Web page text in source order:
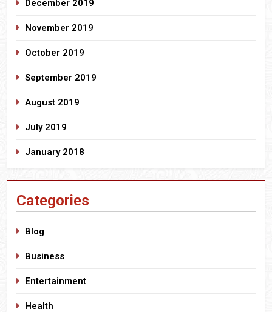
December 2019
November 2019
October 2019
September 2019
August 2019
July 2019
January 2018
Categories
Blog
Business
Entertainment
Health